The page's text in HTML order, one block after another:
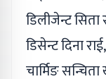
डिलीजेन्ट सिता
डिसेन्ट दिना
चार्मिङ